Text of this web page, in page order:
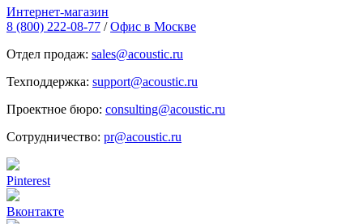
Интернет-магазин
8 (800) 222-08-77 / Офис в Москве
Отдел продаж: sales@acoustic.ru
Техподдержка: support@acoustic.ru
Проектное бюро: consulting@acoustic.ru
Сотрудничество: pr@acoustic.ru
Pinterest
Вконтакте